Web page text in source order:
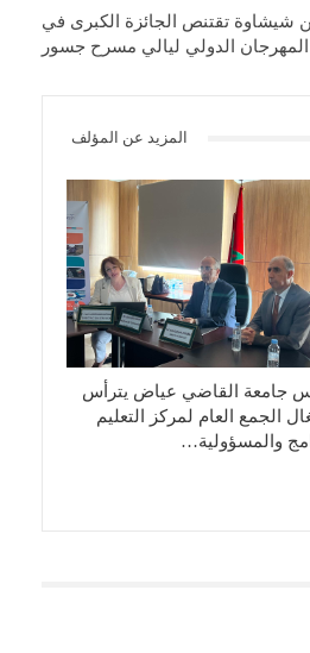
شيشاوة تقتنص الجائزة الكبرى في
المهرجان الدولي ليالي مسرح جسور
المزيد عن المؤلف
جامعة القاضي عياض يترأس
الجمع العام لمركز التعليم
والمسؤولية…